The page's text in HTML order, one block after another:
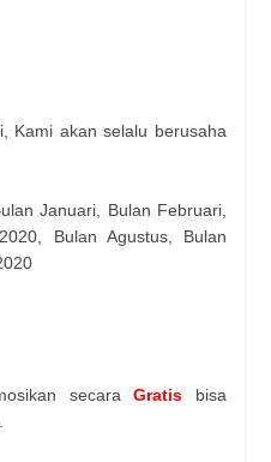
Kami akan selalu berusaha
Januari, Bulan Februari,
Bulan Agustus, Bulan
secaraGratis bisa